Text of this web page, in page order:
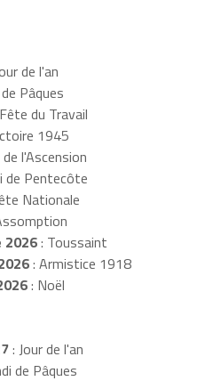
de l'an
Pâques
du Travail
1945
de l'Ascension
de Pentecôte
Nationale
2026: Toussaint
: Armistice 1918
: Noël
: Jour de l'an
de Pâques